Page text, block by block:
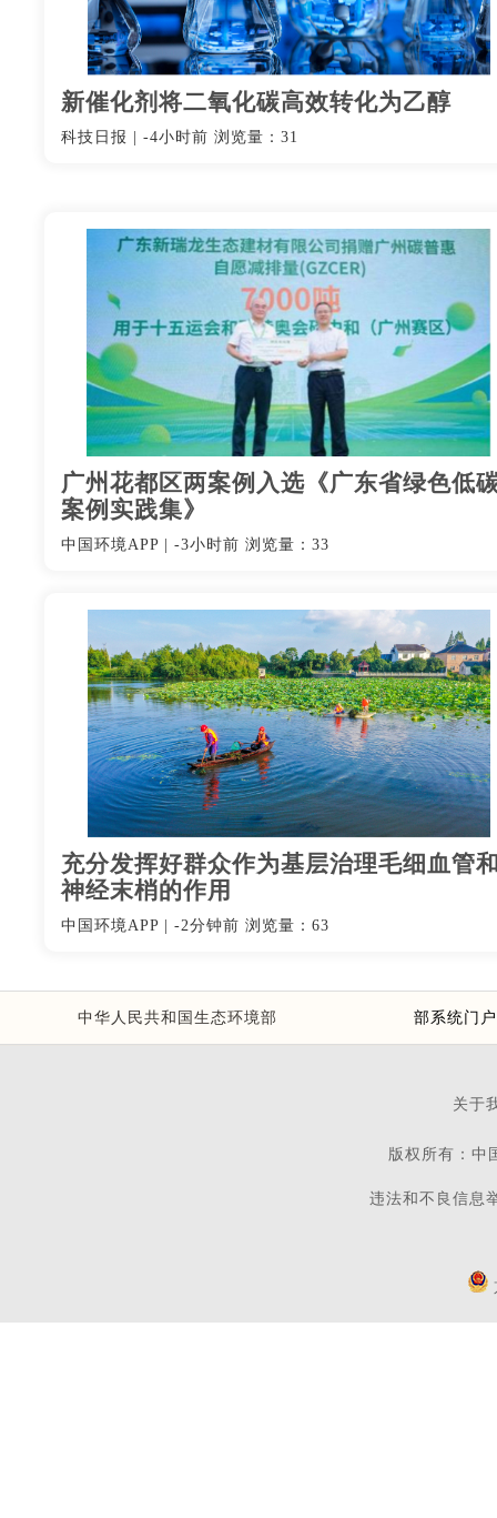
新催化剂将二氧化碳高效转化为乙醇
科技日报 -4小时前 浏览量：31
广州花都区两案例入选《广东省绿色低
案例实践集》
中国环境APP -3小时前 浏览量：33
充分发挥好群众作为基层治理毛细血管
神经末梢的作用
中国环境APP -2分钟前 浏览量：63
中华人民共和国生态环境部 部系统门
关于
版权所有：
违法和不良信息